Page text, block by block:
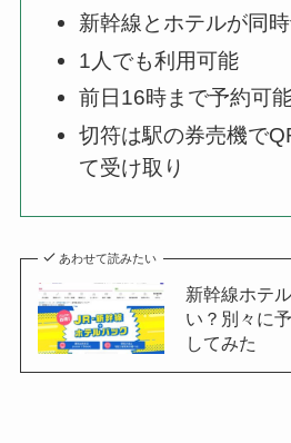
新幹線とホテルが同
1人でも利用可能
前日16時まで予約可
切符は駅の券売機で
て受け取り
あわせて読みたい
新幹線ホテ
い？別々に
してみた